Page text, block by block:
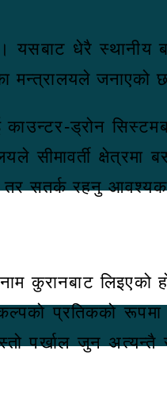
यसबाट धेरै स्थानीय
मन्त्रालयले जनाएको
ड्रोन
सीमावर्ती क्षेत्रमा
तर सतर्क रहनु
कुरानबाट लिइएको
प्रतिकको रूपमा
पर्खाल जुन